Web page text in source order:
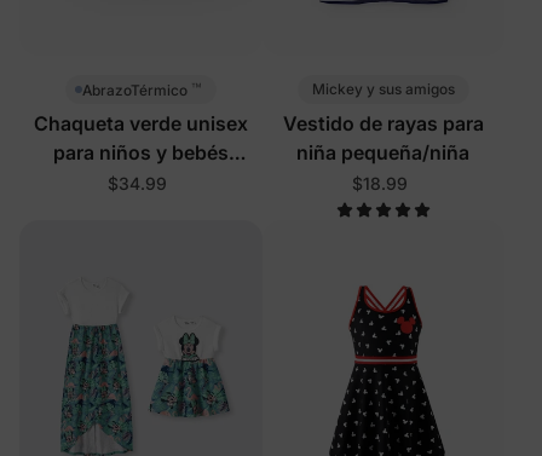
AbrazoTérmico ™
Chaqueta verde unisex
para niños y bebés
Disney Mickey and
$34.99
Mickey y sus amigos
Vestido de rayas para
niña pequeña/niña
$18.99